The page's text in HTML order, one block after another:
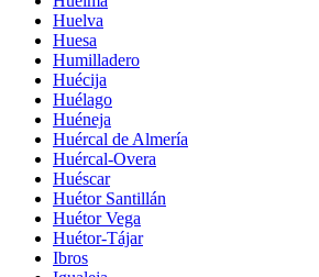
Huelva
Huesa
Humilladero
Huécija
Huélago
Huéneja
Huércal de Almería
Huércal-Overa
Huéscar
Huétor Santillán
Huétor Vega
Huétor-Tájar
Ibros